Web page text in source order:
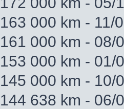
163 000 km - 11/
161 000 km - 08/
153 000 km - 01/
145 000 km - 10/
144 638 km - 06/